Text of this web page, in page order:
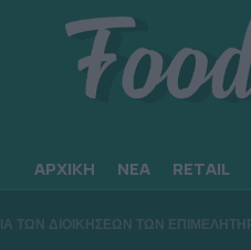
ΑΡΧΙΚΗ ΝΕΑ RETAIL
ΤΩΝ ΔΙΟΙΚΗΣΕΩΝ ΤΩΝ